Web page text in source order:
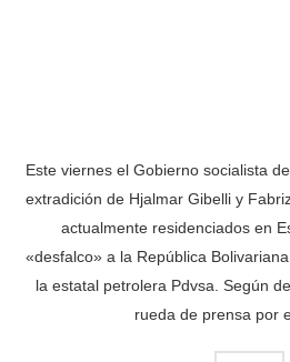
Este viernes el Gobierno socialista
extradición de Hjalmar Gibelli y
actualmente residenciados en
«desfalco» a la República
la estatal petrolera Pdvsa. Según
rueda de prensa por